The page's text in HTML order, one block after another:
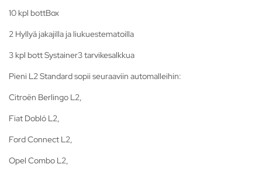
10 kpl bottBox
2 Hyllyä jakajilla ja liukuestematoilla
3 kpl bott Systainer3 tarvikesalkkua
Pieni L2 Standard sopii seuraaviin automalleihin:
Citroën Berlingo L2,
Fiat Dobló L2,
Ford Connect L2,
Opel Combo L2,